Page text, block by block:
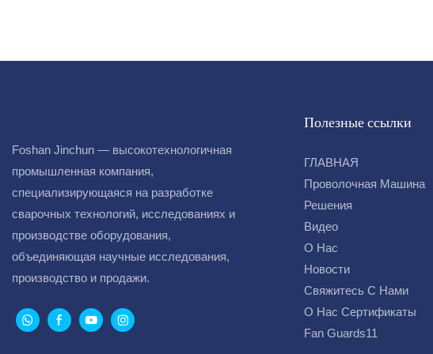
Foshan Jinchun — высокотехнологичная
промышленная компания,
специализирующаяся на разработке
сварочных технологий, исследованиях и
производстве оборудования,
объединяющая научные исследования,
производство и продажи.
Полезные ссылки
ГЛАВНАЯ
Проволочная Машина
Решения
Видео
О Нас
Новости
Свяжитесь С Нами
О Нас Сертификаты
Fan Guards11